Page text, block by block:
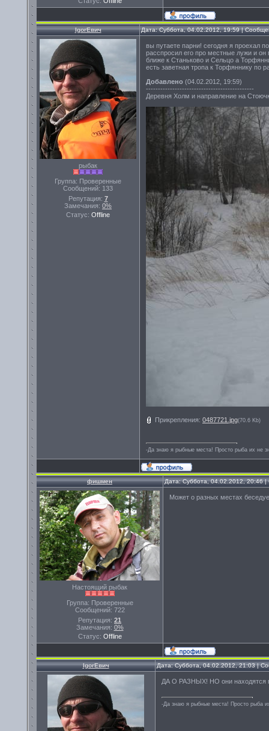
IgorЕвич Дата: Суббота, 04.02.2012, 19:59 |
рыбак
Группа: Проверенные
Сообщений: 133
Репутация: 7
Замечания: 0%
Статус: Offline
вы путаете парни! сегодня я проехал
расспросил его про местные лужи и
ближе к Станьково и Сельцо а
есть заветная тропа к Торфяннику
Добавлено (04.02.2012, 19:59)
---------------------------------------------
Деревня Холм и направление на
Прикрепления: 0487721.jpg(70.6 Kb)
-Да знаю я рыбные места! Просто рыба их не
фишмен Дата: Суббота, 04.02.2012, 20:46
Настоящий рыбак
Группа: Проверенные
Сообщений: 722
Репутация: 21
Замечания: 0%
Статус: Offline
Может о разных местах
IgorЕвич Дата: Суббота, 04.02.2012, 21:03 |
ДА О РАЗНЫХ! НО они находятся
-Да знаю я рыбные места! Просто рыба